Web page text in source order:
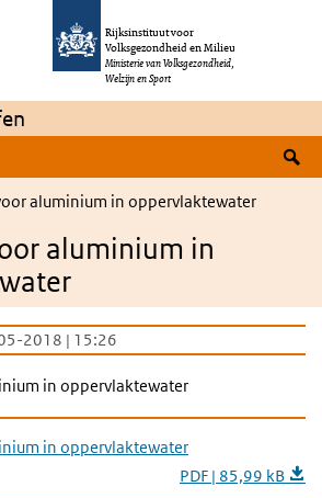
gaan
Rijksinstituut voor
Volksgezondheid en Milieu
Ministerie van Volksgezondheid,
Welzijn en Sport
aluminium in oppervlaktewater
aluminium in
2018 | 15:26
in oppervlaktewater
in oppervlaktewater
PDF | 85,99 kB